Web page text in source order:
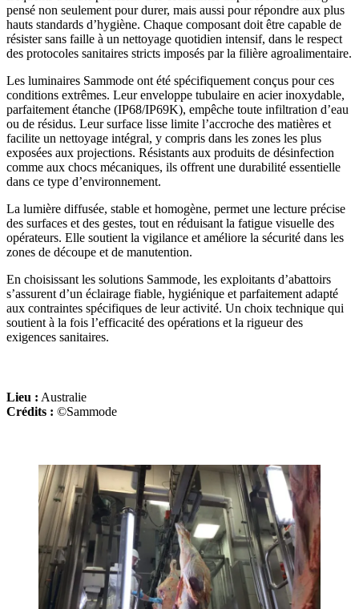
pensé non seulement pour durer, mais aussi pour répondre aux plus
hauts standards d’hygiène. Chaque composant doit être capable de
résister sans faille à un nettoyage quotidien intensif, dans le respect
des protocoles sanitaires stricts imposés par la filière agroalimentaire.
Les luminaires Sammode ont été spécifiquement conçus pour ces
conditions extrêmes. Leur enveloppe tubulaire en acier inoxydable,
parfaitement étanche (IP68/IP69K), empêche toute infiltration d’eau
ou de résidus. Leur surface lisse limite l’accroche des matières et
facilite un nettoyage intégral, y compris dans les zones les plus
exposées aux projections. Résistants aux produits de désinfection
comme aux chocs mécaniques, ils offrent une durabilité essentielle
dans ce type d’environnement.
La lumière diffusée, stable et homogène, permet une lecture précise
des surfaces et des gestes, tout en réduisant la fatigue visuelle des
opérateurs. Elle soutient la vigilance et améliore la sécurité dans les
zones de découpe et de manutention.
En choisissant les solutions Sammode, les exploitants d’abattoirs
s’assurent d’un éclairage fiable, hygiénique et parfaitement adapté
aux contraintes spécifiques de leur activité. Un choix technique qui
soutient à la fois l’efficacité des opérations et la rigueur des
exigences sanitaires.
Lieu : Australie
Crédits : ©Sammode